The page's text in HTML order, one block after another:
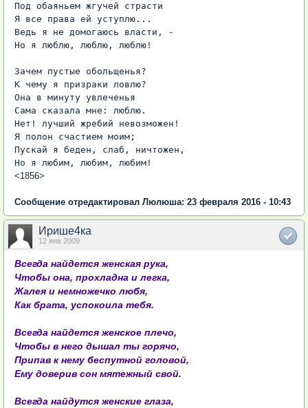
Под обаяньем жгучей страсти
Я все права ей уступлю...
Ведь я не домогаюсь власти, -
Но я люблю, люблю, люблю!
Зачем пустые обольщенья?
К чему я призраки ловлю?
Она в минуту увлеченья
Сама сказала мне: люблю.
Нет! лучший жребий невозможен!
Я полон счастием моим;
Пускай я беден, слаб, ничтожен,
Но я любим, любим, любим!
<1856>
Сообщение отредактировал Люлюша: 23 февраля 2016 - 10:43
Ирише4ка
12 янв 2009
Всегда найдется женская рука,
Чтобы она, прохладна и легка,
Жалея и немножечко любя,
Как брата, успокоила тебя.
Всегда найдется женское плечо,
Чтобы в него дышал ты горячо,
Припав к нему беспутной головой,
Ему доверив сон мятежный свой.
Всегда найдутся женские глаза,